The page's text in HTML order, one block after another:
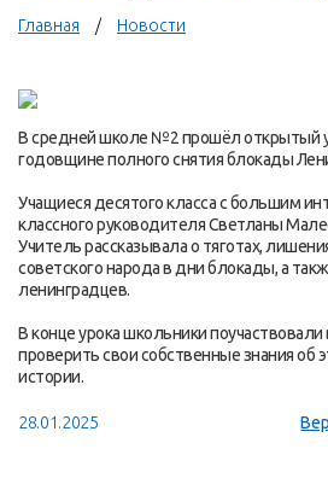
Главная Новости
В средней школе №2 прошёл открытый
годовщине полного снятия блокады
Учащиеся десятого класса с большим
классного руководителя Светланы
Учитель рассказывала о тяготах,
советского народа в дни блокады, а
ленинградцев.
В конце урока школьники
проверить свои собственные знания об
истории.
28.01.2025